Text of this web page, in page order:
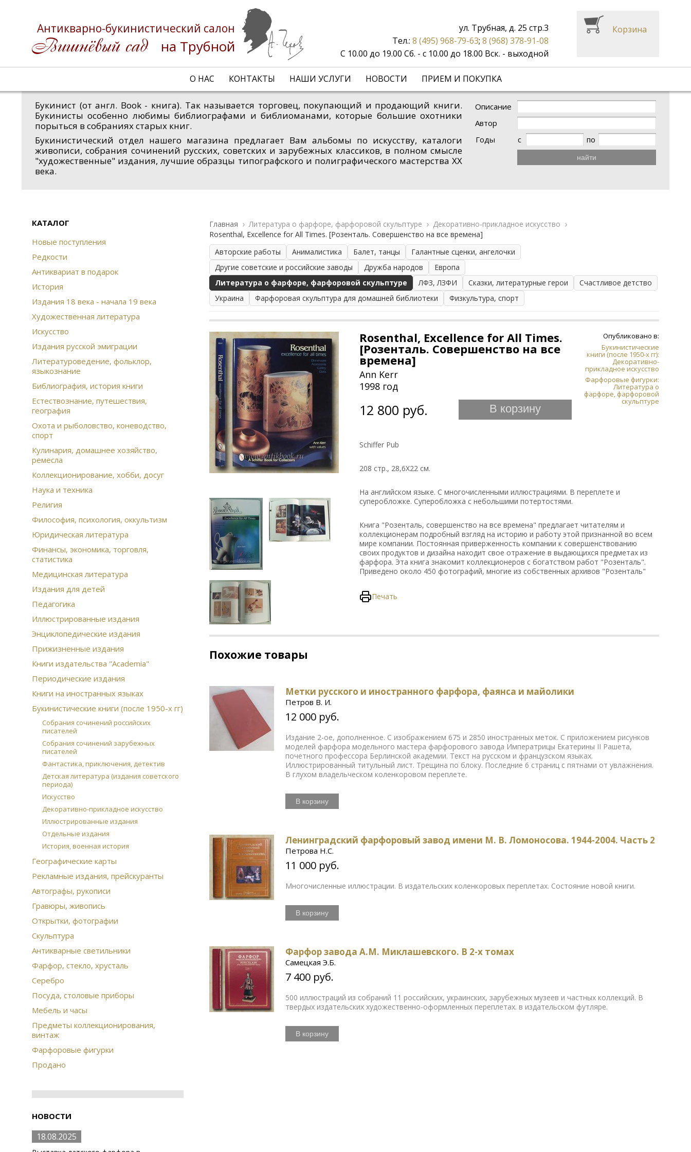
Антикварно-букинистический салон
на Трубной
О НАС КОНТАКТЫ НАШИ УСЛУГИ НОВОСТИ ПРИЕМ И ПОКУПКА
ул. Трубная, д. 25 стр.3
Тел.: 8 (495) 968-79-63; 8 (968) 378-91-08
С 10.00 до 19.00 Сб. - с 10.00 до 18.00 Вск. - выходной
Корзина
Описание
Автор
Годы
с по
найти
Букинист (от англ. Book - книга). Так называется торговец, покупающий и продающий книги.
Букинисты особенно любимы библиографами и библиоманами, которые большие охотники
порыться в собраниях старых книг.
Букинистический отдел нашего магазина предлагает Вам альбомы по искусству, каталоги
живописи, собрания сочинений русских, советских и зарубежных классиков, в полном смысле
"художественные" издания, лучшие образцы типографского и полиграфического мастерства XX
века.
КАТАЛОГ
Новые поступления
Редкости
Антиквариат в подарок
История
Издания 18 века - начала 19 века
Художественная литература
Искусство
Издания русской эмиграции
Литературоведение, фольклор,
языкознание
Библиография, история книги
Естествознание, путешествия,
география
Охота и рыболовство, коневодство,
спорт
Кулинария, домашнее хозяйство,
ремесла
Коллекционирование, хобби, досуг
Наука и техника
Религия
Философия, психология, оккультизм
Юридическая литература
Финансы, экономика, торговля,
статистика
Медицинская литература
Издания для детей
Педагогика
Иллюстрированные издания
Энциклопедические издания
Прижизненные издания
Книги издательства "Academia"
Периодические издания
Книги на иностранных языках
Букинистические книги (после 1950-х гг)
Собрания сочинений российских
писателей
Собрания сочинений зарубежных
писателей
Фантастика, приключения, детектив
Детская литература (издания советского
периода)
Искусство
Декоративно-прикладное искусство
Иллюстрированные издания
Отдельные издания
История, военная история
Географические карты
Рекламные издания, прейскуранты
Автографы, рукописи
Гравюры, живопись
Открытки, фотографии
Скульптура
Антикварные светильники
Фарфор, стекло, хрусталь
Серебро
Посуда, столовые приборы
Мебель и часы
Предметы коллекционирования,
винтаж
Фарфоровые фигурки
Продано
НОВОСТИ
18.08.2025
Главная Литература о фарфоре, фарфоровой скульптуре
Декоративно-прикладное искусство
Rosenthal, Excellence for All Times. [Розенталь. Совершенство на все времена]
Авторские работы
Анималистика Балет, танцы
Галантные сценки, ангелочки
Другие советские и российские заводы
Дружба народов
Европа
Литература о фарфоре, фарфоровой скульптуре
ЛФЗ, ЛЗФИ Сказки, литературные герои
Счастливое детство
Украина
Фарфоровая скульптура для домашней библиотеки Физкультура, спорт
Опубликовано в:
Букинистические
книги (после 1950-х гг):
Декоративно-
прикладное искусство
Фарфоровые фигурки:
Литература о
фарфоре, фарфоровой
скульптуре
Rosenthal, Excellence for All Times.
[Розенталь. Совершенство на все
времена]
Ann Kerr
1998 год
12 800 руб. В корзину
Schiffer Pub
208 cтр., 28,6Х22 см.
На английском языке. С многочисленными иллюстрациями. В переплете и
суперобложке. Суперобложка с небольшими потертостями.
Книга "Розенталь, совершенство на все времена" предлагает читателям и
коллекционерам подробный взгляд на историю и работу этой признанной во всем
мире компании. Постоянная приверженность компании к совершенствованию
своих продуктов и дизайна находит свое отражение в выдающихся предметах из
фарфора. Эта книга знакомит коллекционеров с богатством работ "Розенталь".
Приведено около 450 фотографий, многие из собственных архивов "Розенталь"
Печать
Похожие товары
Метки русского и иностранного фарфора, фаянса и майолики
Петров В. И.
12 000 руб.
Издание 2-ое, дополненное. С изображением 675 и 2850 иностранных меток. С приложением рисунков
моделей фарфора модельного мастера фарфорового завода Императрицы Екатерины II Рашета,
почетного профессора Берлинской академии. Текст на русском и французском языках.
Иллюстрированный титульный лист. Трещина по блоку. Последние 6 страниц с пятнами от увлажнения.
В глухом владельческом коленкоровом переплете.
В корзину
Ленинградский фарфоровый завод имени М. В. Ломоносова. 1944-2004. Часть 2
Петрова Н.С.
11 000 руб.
Многочисленные иллюстрации. В издательских коленкоровых переплетах. Состояние новой книги.
В корзину
Фарфор завода А.М. Миклашевского. В 2-х томах
Самецкая Э.Б.
7 400 руб.
500 иллюстраций из собраний 11 российских, украинских, зарубежных музеев и частных коллекций. В
твердых издательских художественно-оформленных переплетах. в издательском футляре.
В корзину